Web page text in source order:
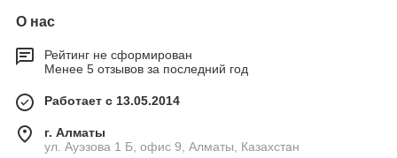
О нас
Рейтинг не сформирован
Менее 5 отзывов за последний год
Работает с 13.05.2014
г. Алматы
ул. Ауэзова 1 Б, офис 9, Алматы, Казахстан